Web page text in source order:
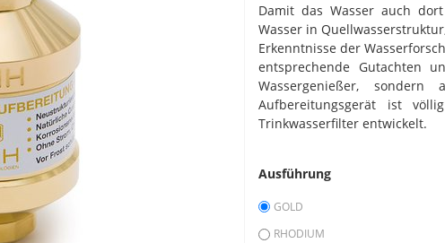
Damit das Wasser auch
Wasser in
Erkenntnisse der
entsprechende Gutachten
Wassergenießer,
Aufbereitungsgerät ist
Trinkwasserfilter entwickelt.
Ausführung
GOLD
RHODIUM